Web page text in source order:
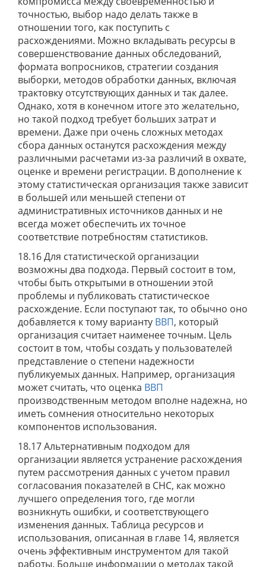
точностью, выбор надо делать также в
отношении того, как поступить с
расхождениями. Можно вкладывать ресурсы в
совершенствование данных обследований,
формата вопросников, стратегии создания
выборки, методов обработки данных, включая
трактовку отсутствующих данных и так далее.
Однако, хотя в конечном итоге это желательно,
но такой подход требует больших затрат и
времени. Даже при очень сложных методах
сбора данных останутся расхождения между
различными расчетами из-за различий в охвате,
оценке и времени регистрации. В дополнение к
этому статистическая организация также зависит
в большей или меньшей степени от
административных источников данных и не
всегда может обеспечить их точное
соответствие потребностям статистиков.
18.16 Для статистической организации
возможны два подхода. Первый состоит в том,
чтобы быть открытыми в отношении этой
проблемы и публиковать статистическое
расхождение. Если поступают так, то обычно оно
добавляется к тому варианту ВВП, который
организация считает наименее точным. Цель
состоит в том, чтобы создать у пользователей
представление о степени надежности
публикуемых данных. Например, организация
может считать, что оценка ВВП
производственным методом вполне надежна, но
иметь сомнения относительно некоторых
компонентов использования.
18.17 Альтернативным подходом для
организации является устранение расхождения
путем рассмотрения данных с учетом правил
согласования показателей в СНС, как можно
лучшего определения того, где могли
возникнуть ошибки, и соответствующего
изменения данных. Таблица ресурсов и
использования, описанная в главе 14, является
очень эффективным инструментом для такой
работы. Больше информации о методах такой